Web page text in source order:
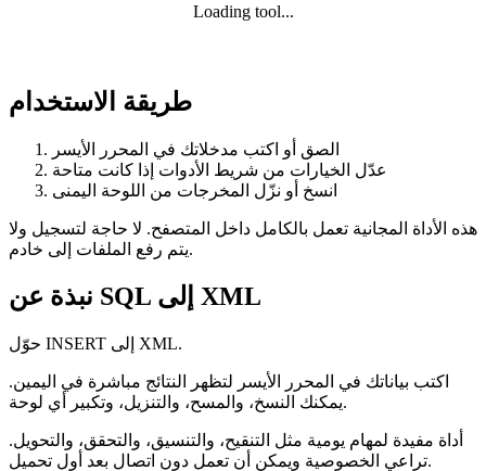
Loading tool...
طريقة الاستخدام
الصق أو اكتب مدخلاتك في المحرر الأيسر
عدّل الخيارات من شريط الأدوات إذا كانت متاحة
انسخ أو نزّل المخرجات من اللوحة اليمنى
هذه الأداة المجانية تعمل بالكامل داخل المتصفح. لا حاجة لتسجيل ولا
يتم رفع الملفات إلى خادم.
نبذة عن SQL إلى XML
حوّل INSERT إلى XML.
اكتب بياناتك في المحرر الأيسر لتظهر النتائج مباشرة في اليمين.
يمكنك النسخ، والمسح، والتنزيل، وتكبير أي لوحة.
أداة مفيدة لمهام يومية مثل التنقيح، والتنسيق، والتحقق، والتحويل.
تراعي الخصوصية ويمكن أن تعمل دون اتصال بعد أول تحميل.